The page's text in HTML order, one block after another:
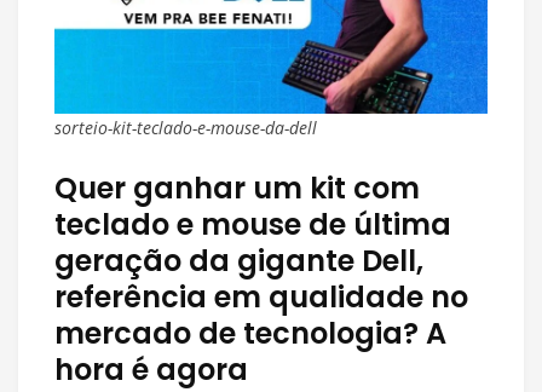
sorteio-kit-teclado-e-mouse-da-dell
Quer ganhar um kit com
teclado e mouse de última
geração da gigante Dell,
referência em qualidade no
mercado de tecnologia? A
hora é agora